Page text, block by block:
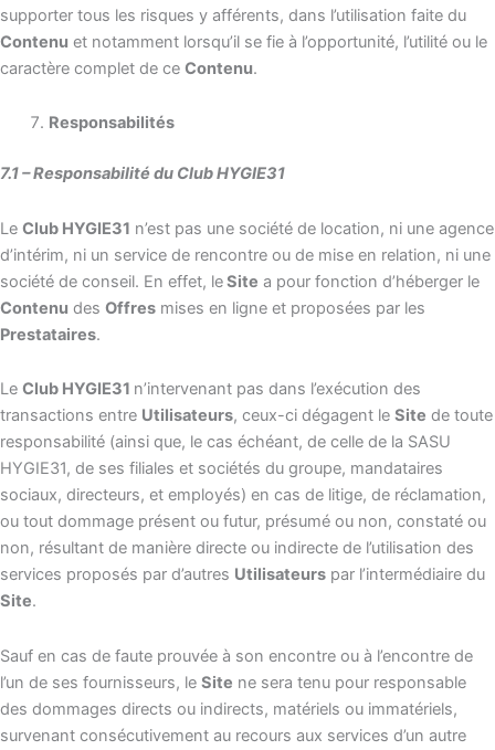
supporter tous les risques y afférents, dans l’utilisation faite du
Contenu et notamment lorsqu’il se fie à l’opportunité, l’utilité ou le
caractère complet de ce Contenu.
Responsabilités
7.1 – Responsabilité du Club HYGIE31
Le Club HYGIE31 n’est pas une société de location, ni une agence
d’intérim, ni un service de rencontre ou de mise en relation, ni une
société de conseil. En effet, leSite a pour fonction d’héberger le
Contenu des Offres mises en ligne et proposées par les
Prestataires.
Le Club HYGIE31 n’intervenant pas dans l’exécution des
transactions entre Utilisateurs, ceux-ci dégagent le Site de toute
responsabilité (ainsi que, le cas échéant, de celle de la SASU
HYGIE31, de ses filiales et sociétés du groupe, mandataires
sociaux, directeurs, et employés) en cas de litige, de réclamation,
ou tout dommage présent ou futur, présumé ou non, constaté ou
non, résultant de manière directe ou indirecte de l’utilisation des
services proposés par d’autres Utilisateurs par l’intermédiaire du
Site.
Sauf en cas de faute prouvée à son encontre ou à l’encontre de
l’un de ses fournisseurs, le Site ne sera tenu pour responsable
des dommages directs ou indirects, matériels ou immatériels,
survenant consécutivement au recours aux services d’un autre